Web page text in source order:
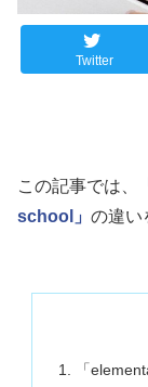
Twitter
この記事では、
school」 の違い
「